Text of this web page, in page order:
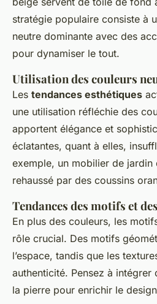
stratégie populaire consiste à
neutre dominante avec des
pour dynamiser le tout.
Utilisation des couleurs
Les tendances esthétiques
une utilisation réfléchie des
apportent élégance et
éclatantes, quant à elles,
exemple, un mobilier de jardin
rehaussé par des coussins
Tendances des motifs et
En plus des couleurs, les
rôle crucial. Des motifs
l’espace, tandis que les
authenticité. Pensez à
la pierre pour enrichir le